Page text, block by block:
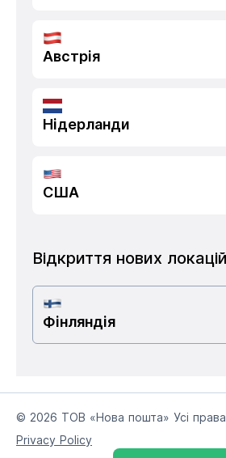
Австрія
Нідерланди
США
Відкриття нових локацій
Фінляндія
© 2026 ТОВ «Нова пошта» Усі
Privacy Policy